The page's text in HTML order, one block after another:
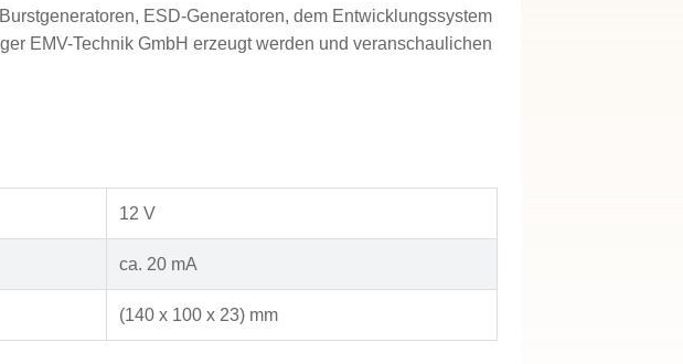
ESD-Generatoren, dem Entwicklungssystem
EMV-Technik GmbH erzeugt werden und veranschaulichen
12 V
ca. 20 mA
(140 x 100 x 23) mm